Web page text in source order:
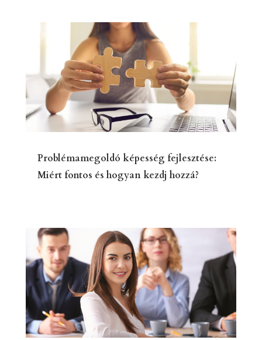
Problémamegoldó képesség fejlesztése:
Miért fontos és hogyan kezdj hozzá?